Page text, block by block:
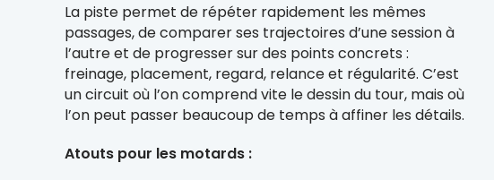
La piste permet de répéter rapidement les mêmes
passages, de comparer ses trajectoires d’une session à
l’autre et de progresser sur des points concrets :
freinage, placement, regard, relance et régularité. C’est
un circuit où l’on comprend vite le dessin du tour, mais où
l’on peut passer beaucoup de temps à affiner les détails.
Atouts pour les motards :